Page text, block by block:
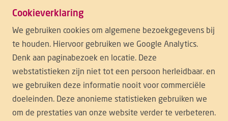
Cookieverklaring
We gebruiken cookies om algemene bezoekgegevens bij
te houden. Hiervoor gebruiken we Google Analytics.
Denk aan paginabezoek en locatie. Deze
webstatistieken zijn niet tot een persoon herleidbaar. en
we gebruiken deze informatie nooit voor commerciële
doeleinden. Deze anonieme statistieken gebruiken we
om de prestaties van onze website verder te verbeteren.